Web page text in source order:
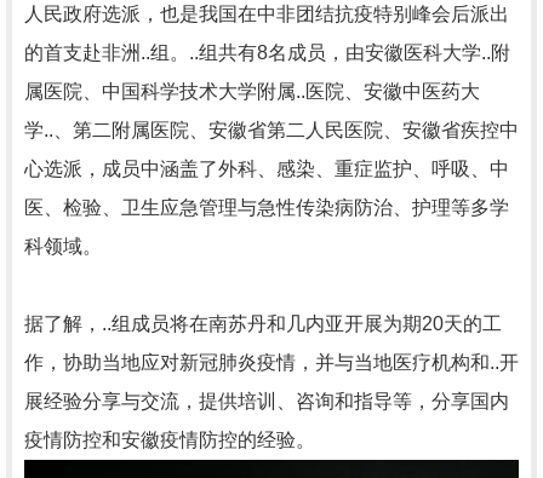
人民政府选派，也是我国在中非团结抗疫特别峰会后派出
的首支赴非洲..组。..组共有8名成员，由安徽医科大学..附
属医院、中国科学技术大学附属..医院、安徽中医药大
学..、第二附属医院、安徽省第二人民医院、安徽省疾控中
心选派，成员中涵盖了外科、感染、重症监护、呼吸、中
医、检验、卫生应急管理与急性传染病防治、护理等多学
科领域。
据了解，..组成员将在南苏丹和几内亚开展为期20天的工
作，协助当地应对新冠肺炎疫情，并与当地医疗机构和..开
展经验分享与交流，提供培训、咨询和指导等，分享国内
疫情防控和安徽疫情防控的经验。